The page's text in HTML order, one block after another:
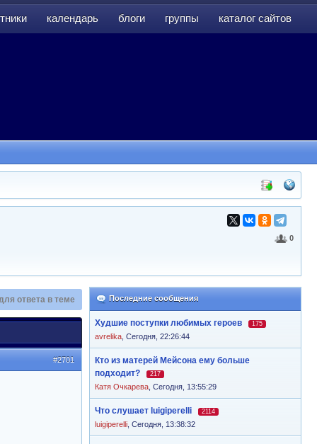
календарь блоги группы каталог сайтов
0
Последние сообщения
Худшие поступки любимых героев 175
avrelika Сегодня, 22:26:44
Кто из матерей Мейсона ему больше
подходит?
217
Катя Очкарева Сегодня, 13:55:29
Что слушает luigiperelli 2114
luigiperelli Сегодня, 13:38:32
ответа в теме
#2701